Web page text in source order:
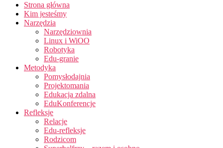
Strona główna
Kim jesteśmy
Narzędzia
Narzędziownia
Linux i WiOO
Robotyka
Edu-granie
Metodyka
Pomysłodajnia
Projektomania
Edukacja zdalna
EduKonferencje
Refleksje
Relacje
Edu-refleksje
Rodzicom